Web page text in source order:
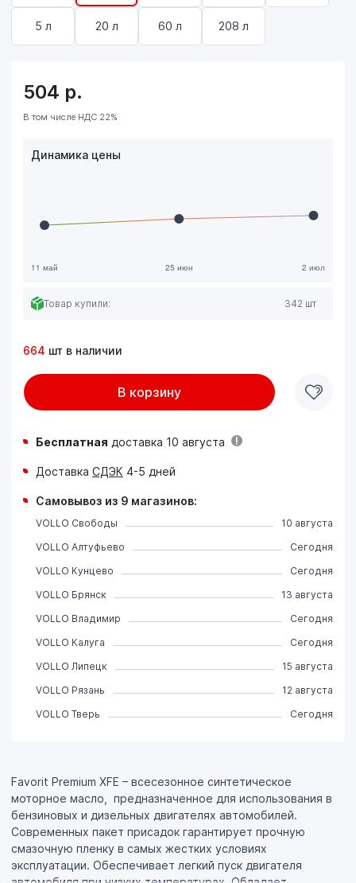
5 л 20 л 60 л 208 л
Favorit Premium XFE – всесезонное синтетическое
моторное масло, предназначенное для использования в
бензиновых и дизельных двигателях автомобилей.
Современных пакет присадок гарантирует прочную
смазочную пленку в самых жестких условиях
эксплуатации. Обеспечивает легкий пуск двигателя
504 р.
В том числе НДС 22%
Динамика цены
Товар купили: 342 шт
664 шт в наличии
В корзину
Бесплатная доставка 10 августа
Доставка СДЭК 4-5 дней
Самовывоз из 9 магазинов:
VOLLO Свободы
10 августа
VOLLO Алтуфьево
Сегодня
VOLLO Кунцево
Сегодня
VOLLO Брянск
13 августа
VOLLO Владимир
Сегодня
VOLLO Калуга
Сегодня
VOLLO Липецк
15 августа
VOLLO Рязань
12 августа
VOLLO Тверь
Сегодня